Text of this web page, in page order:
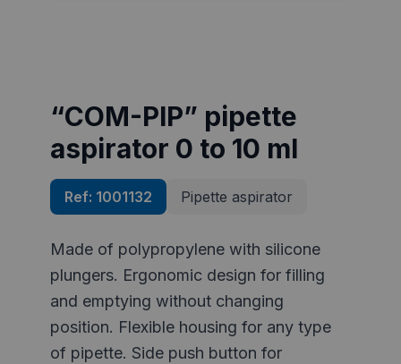
“COM-PIP” pipette
aspirator 0 to 10 ml
Ref: 1001132 Pipette aspirator
Made of polypropylene with silicone
plungers. Ergonomic design for filling
and emptying without changing
position. Flexible housing for any type
of pipette. Side push button for